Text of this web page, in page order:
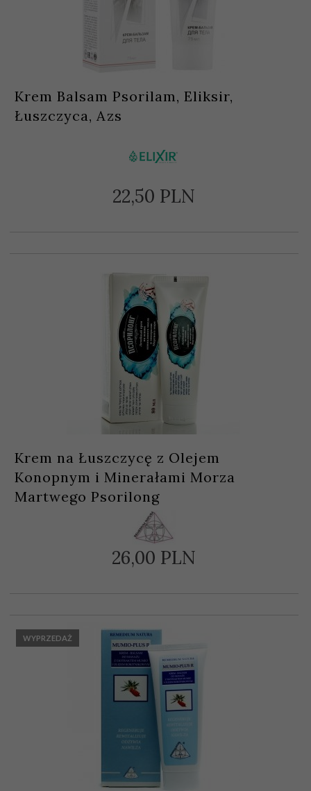
Krem Balsam Psorilam, Eliksir,
Łuszczyca, Azs
22,50 PLN
Krem na Łuszczycę z Olejem
Konopnym i Minerałami Morza
Martwego Psorilong
26,00 PLN
WYPRZEDAŻ